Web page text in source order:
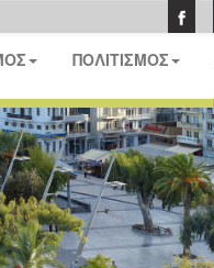
ΠΟΛΙΤΙΣΜΟΣ